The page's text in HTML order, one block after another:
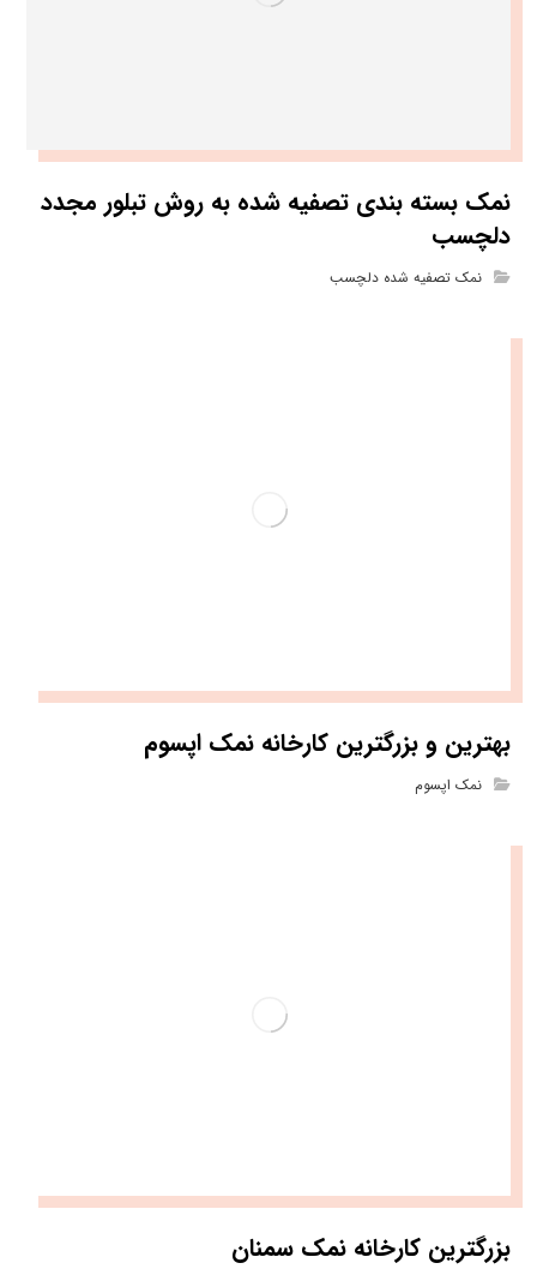
نمک بسته بندی تصفیه شده به روش تبلور مجدد
دلچسب
نمک تصفیه شده دلچسب
بهترین و بزرگترین کارخانه نمک اپسوم
نمک اپسوم
بزرگترین کارخانه نمک سمنان